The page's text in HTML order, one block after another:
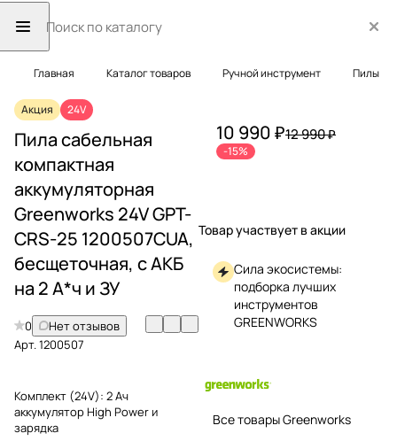
Главная Каталог товаров Ручной инструмент Пилы
Акция 24V
Пила сабельная
компактная
аккумуляторная
Greenworks 24V GPT-
CRS-25 1200507CUA,
бесщеточная, с АКБ
на 2 А*ч и ЗУ
0
Нет отзывов
Арт.1200507
Комплект (24V): 2 Ач
аккумулятор High Power и
зарядка
10 990 ₽12 990 ₽
-15%
Товар участвует в акции
Сила экосистемы:
подборка лучших
инструментов
GREENWORKS
Все товары Greenworks